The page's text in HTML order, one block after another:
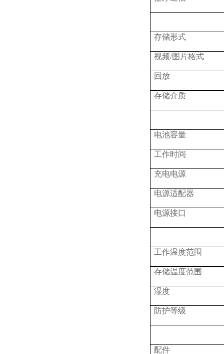
存储形式
视频/图片格式
回放
存储介质
电池容量
工作时间
充电电源
电源适配器
电源接口
工作温度范围
存储温度范围
湿度
防护等级
配件